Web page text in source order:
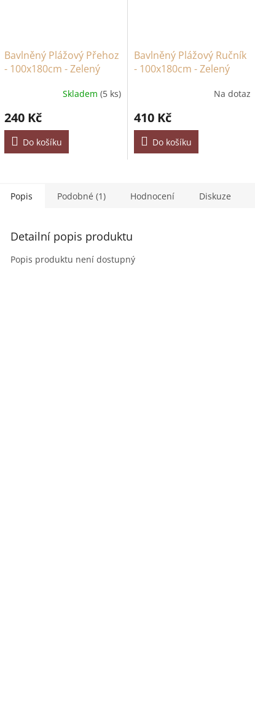
Bavlněný Plážový Přehoz
- 100x180cm - Zelený
Skladem (5 ks)
240 Kč
Do košíku
Bavlněný Plážový Ručník
- 100x180cm - Zelený
Na dotaz
410 Kč
Do košíku
Popis Podobné (1) Hodnocení Diskuze
Detailní popis produktu
Popis produktu není dostupný